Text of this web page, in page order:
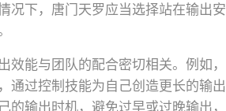
况下，唐门天罗应当选择站在输出安
能与团队的配合密切相关。例如，
通过控制技能为自己创造更长的输出
输出时机，避免过早或过晚输出，